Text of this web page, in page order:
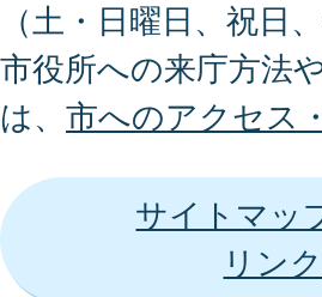
（土・日曜日、祝日
市役所への来庁方法
は、 市へのアクセス
サイトマッ
リンク